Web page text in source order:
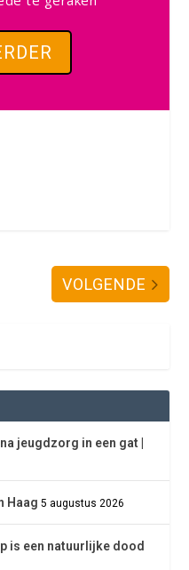
VOLGENDE
jeugdzorg in een gat |
Haag 5 augustus 2026
is een natuurlijke dood